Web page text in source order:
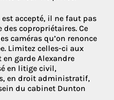
accepté, il ne faut pas
des copropriétaires. Ce
caméras qu’on renonce
Limitez celles-ci aux
garde Alexandre
en litige civil,
en droit administratif,
du cabinet Dunton